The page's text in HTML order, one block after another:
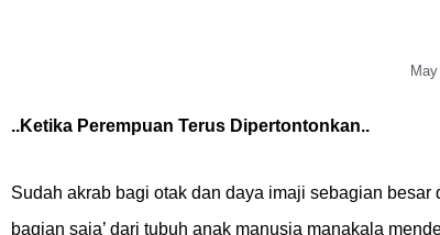
..Ketika Perempuan Terus Dipertontonkan..
Sudah akrab bagi otak dan daya imaji sebagian
bagian saja’ dari tubuh anak manusia manakala